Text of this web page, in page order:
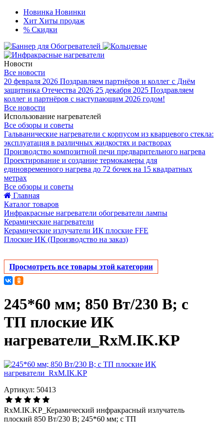
Новинка Новинки
Хит Хиты продаж
% Скидки
Новости
Все новости
20 февраля 2026 Поздравляем партнёров и коллег с Днём
защитника Отечества 2026 25 декабря 2025 Поздравляем
коллег и партнёров с наступающим 2026 годом!
Все новости
Использование нагревателей
Все обзоры и советы
Гальванические нагреватели с корпусом из кварцевого стекла:
эксплуатация в различных жидкостях и растворах
Производство композитной печи предварительного нагрева
Проектирование и создание термокамеры для
единовременного нагрева до 72 бочек на 15 квадратных
метрах
Все обзоры и советы
Главная
Каталог товаров
Инфракрасные нагреватели обогреватели лампы
Керамические нагреватели
Керамические излучатели ИК плоские FFE
Плоские ИК (Производство на заказ)
Просмотреть все товары этой категории
245*60 мм; 850 Вт/230 В; с
ТП плоские ИК
нагреватели_RxM.IK.KP
Артикул: 50413
RxM.IK.KP_Керамический инфракрасный излучатель
плоский 850 Вт/230 В; 245*60 мм; с ТП